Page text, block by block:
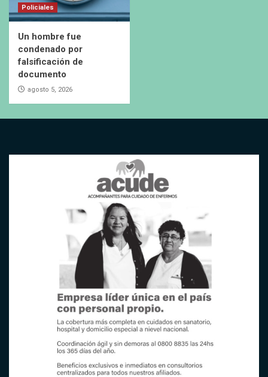
Policiales
Un hombre fue
condenado por
falsificación de
documento
agosto 5, 2026